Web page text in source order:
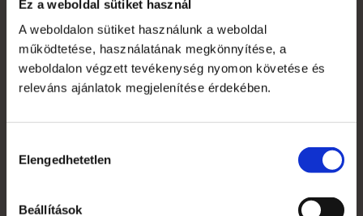
Ez a weboldal sütiket használ
A weboldalon sütiket használunk a weboldal
működtetése, használatának megkönnyítése, a
weboldalon végzett tevékenység nyomon követése és
releváns ajánlatok megjelenítése érdekében.
kiválasztása
Elengedhetetlen
Beállítások
Saját fiók
Kapcsolat
Mi az a süti?